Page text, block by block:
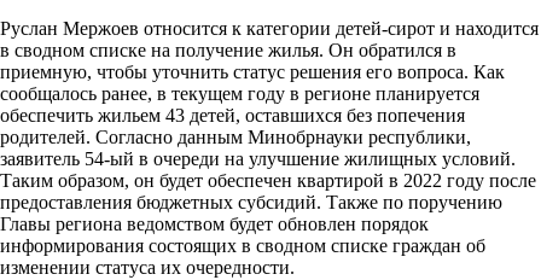
Руслан Мержоев относится к категории детей-сирот и находится
в сводном списке на получение жилья. Он обратился в
приемную, чтобы уточнить статус решения его вопроса. Как
сообщалось ранее, в текущем году в регионе планируется
обеспечить жильем 43 детей, оставшихся без попечения
родителей. Согласно данным Минобрнауки республики,
заявитель 54-ый в очереди на улучшение жилищных условий.
Таким образом, он будет обеспечен квартирой в 2022 году после
предоставления бюджетных субсидий. Также по поручению
Главы региона ведомством будет обновлен порядок
информирования состоящих в сводном списке граждан об
изменении статуса их очередности.